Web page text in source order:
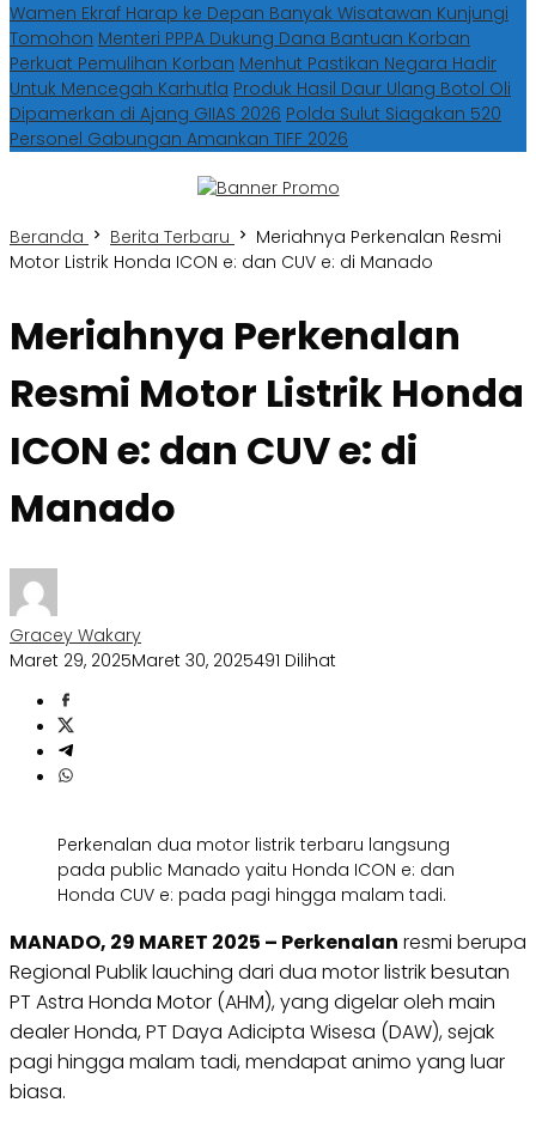
Wamen Ekraf Harap ke Depan Banyak Wisatawan Kunjungi
Tomohon Menteri PPPA Dukung Dana Bantuan Korban
Perkuat Pemulihan Korban Menhut Pastikan Negara Hadir
Untuk Mencegah Karhutla Produk Hasil Daur Ulang Botol Oli
Dipamerkan di Ajang GIIAS 2026 Polda Sulut Siagakan 520
Personel Gabungan Amankan TIFF 2026
Beranda Berita Terbaru
Meriahnya Perkenalan Resmi
Motor Listrik Honda ICON e: dan CUV e: di Manado
Meriahnya Perkenalan
Resmi Motor Listrik Honda
ICON e: dan CUV e: di
Manado
Gracey Wakary
Maret 29, 2025Maret 30, 2025491 Dilihat
Perkenalan dua motor listrik terbaru langsung
pada public Manado yaitu Honda ICON e: dan
Honda CUV e: pada pagi hingga malam tadi.
MANADO, 29 MARET 2025 – Perkenalan resmi berupa
Regional Publik lauching dari dua motor listrik besutan
PT Astra Honda Motor (AHM), yang digelar oleh main
dealer Honda, PT Daya Adicipta Wisesa (DAW), sejak
pagi hingga malam tadi, mendapat animo yang luar
biasa.